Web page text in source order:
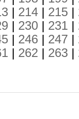
| 214 | 215 |
| 230 | 231 |
| 246 | 247 |
| 262 | 263 |